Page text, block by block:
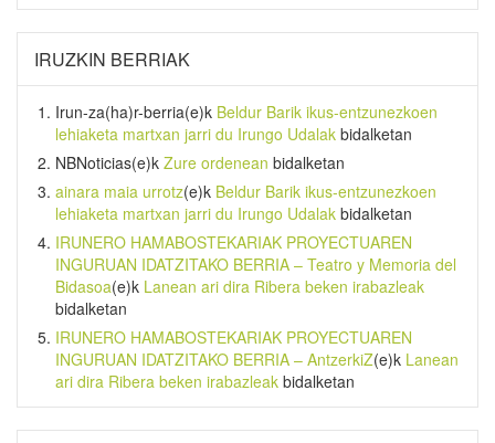
IRUZKIN BERRIAK
Irun-za(ha)r-berria(e)k Beldur Barik ikus-entzunezkoen
lehiaketa martxan jarri du Irungo Udalak bidalketan
NBNoticias(e)k Zure ordenean bidalketan
ainara maia urrotz(e)k Beldur Barik ikus-entzunezkoen
lehiaketa martxan jarri du Irungo Udalak bidalketan
IRUNERO HAMABOSTEKARIAK PROYECTUAREN
INGURUAN IDATZITAKO BERRIA – Teatro y Memoria del
Bidasoa(e)k Lanean ari dira Ribera beken irabazleak
bidalketan
IRUNERO HAMABOSTEKARIAK PROYECTUAREN
INGURUAN IDATZITAKO BERRIA – AntzerkiZ(e)k Lanean
ari dira Ribera beken irabazleak bidalketan